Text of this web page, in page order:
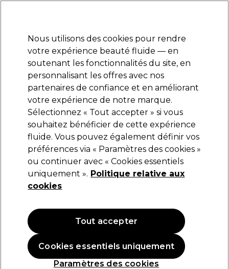
Se connecter
Marques Bons plans Coiffure Electro et Matériel
Livraison et délais
lire la suite
L.C.P Professionnel Paris
L.C.P Professionnel Paris Cocooning Crème
Gommante Douceur 200ml
34,40 €
Nous utilisons des cookies pour rendre
votre expérience beauté fluide — en
soutenant les fonctionnalités du site, en
personnalisant les offres avec nos
partenaires de confiance et en améliorant
votre expérience de notre marque.
Sélectionnez « Tout accepter » si vous
souhaitez bénéficier de cette expérience
fluide. Vous pouvez également définir vos
préférences via « Paramètres des cookies »
ou continuer avec « Cookies essentiels
uniquement ». Politique relative aux
cookies
Paramètres des cookies
Cookies essentiels uniquement
Tout accepter